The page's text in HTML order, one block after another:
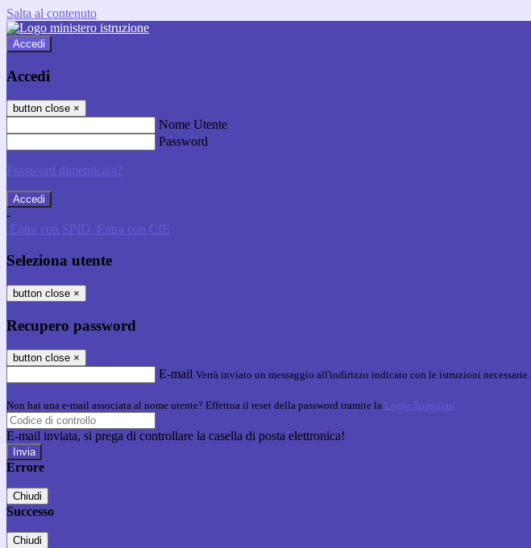
Salta al contenuto
Accedi
Accedi
button close ×
Nome Utente
Password
Password dimenticata?
-
Entra con SPID Entra con CIE
Seleziona utente
button close ×
Recupero password
button close ×
E-mail Verrà inviato un messaggio all'indirizzo indicato con le istruzioni necessarie.
Non hai una e-mail associata al nome utente? Effettua il reset della password tramite la Login Spaggiari
E-mail inviata, si prega di controllare la casella di posta elettronica!
Errore
Chiudi
Successo
Chiudi